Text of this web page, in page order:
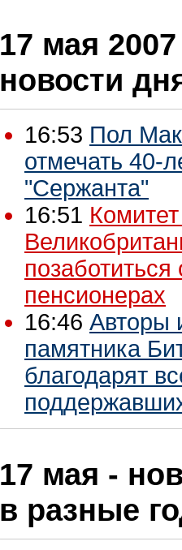
17 мая
новости
16:53 Пол
отмечать 40-
"Сержанта"
16:51
пенсионерах
16:46 Авторы
памятника
благодарят
17 мая -
в разные